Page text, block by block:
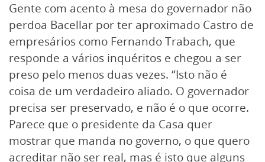
Gente com acento à mesa do governador não
perdoa Bacellar por ter aproximado Castro de
empresários como Fernando Trabach, que
responde a vários inquéritos e chegou a ser
preso pelo menos duas vezes. “Isto não é
coisa de um verdadeiro aliado. O governador
precisa ser preservado, e não é o que ocorre.
Parece que o presidente da Casa quer
mostrar que manda no governo, o que quero
acreditar não ser real, mas é isto que alguns